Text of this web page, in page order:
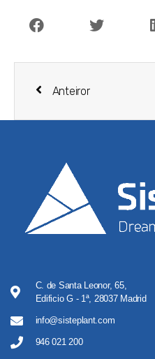
Anteiror
C. de Santa Leonor, 65,
Edificio G - 1ª, 28037 Madrid
info@sisteplant.com
946 021 200